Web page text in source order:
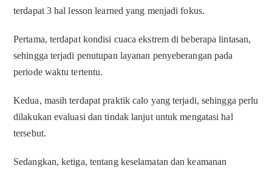
terdapat 3 hal lesson learned yang menjadi fokus.
Pertama, terdapat kondisi cuaca ekstrem di beberapa lintasan,
sehingga terjadi penutupan layanan penyeberangan pada
periode waktu tertentu.
Kedua, masih terdapat praktik calo yang terjadi, sehingga perlu
dilakukan evaluasi dan tindak lanjut untuk mengatasi hal
tersebut.
Sedangkan, ketiga, tentang keselamatan dan keamanan